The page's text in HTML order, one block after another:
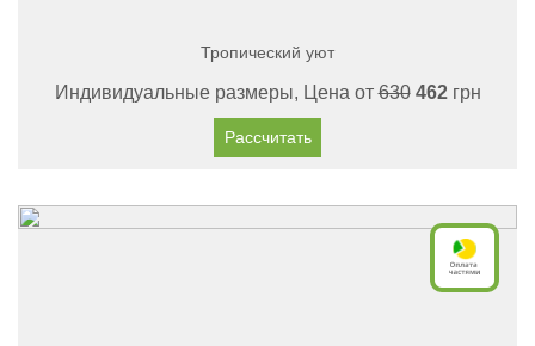
Тропический уют
Индивидуальные размеры, Цена от630 462грн
Рассчитать